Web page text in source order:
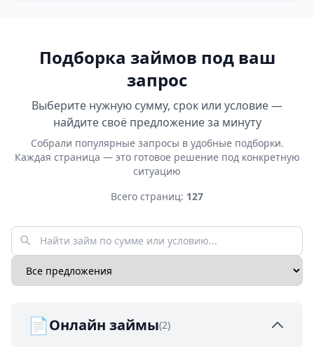
Подборка займов под ваш
запрос
Выберите нужную сумму, срок или условие —
найдите своё предложение за минуту
Собрали популярные запросы в удобные подборки.
Каждая страница — это готовое решение под конкретную
ситуацию
Всего страниц: 127
📄Онлайн займы(2)